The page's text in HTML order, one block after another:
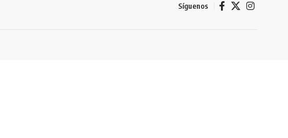
Síguenos